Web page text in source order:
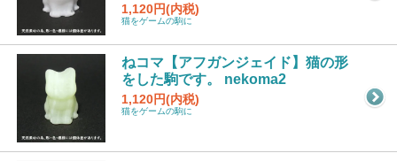
1,120円(内税)
猫をゲームの駒に
ねコマ【アフガンジェイド】猫の形
をした駒です。 nekoma2
1,120円(内税)
猫をゲームの駒に